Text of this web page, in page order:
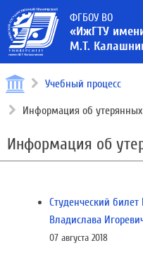
ФГБОУ ВО
«ИжГТУ
М.Т.
Учебный процесс
Информация об
Информация об
Студенческий
Владислава
07 августа 2018